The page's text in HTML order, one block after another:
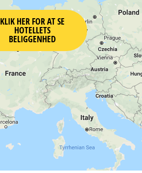
KLIK HER FOR AT SE
HOTELLETS
BELIGGENHED